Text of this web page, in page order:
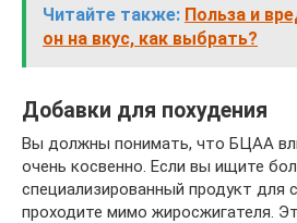
Читайте также: Польза и
он на вкус, как выбрать?
Добавки для похудения
Вы должны понимать, что БЦАА
очень косвенно. Если вы ищите
специализированный продукт для
проходите мимо жиросжигателя.